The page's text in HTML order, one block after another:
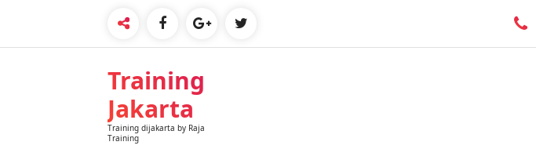
Training
Jakarta
Training dijakarta by Raja
Training